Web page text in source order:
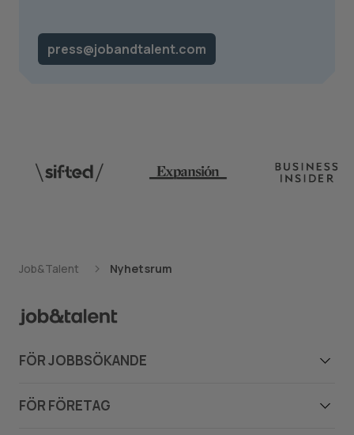
press@jobandtalent.com
Job&Talent Nyhetsrum
FÖR JOBBSÖKANDE
FÖR FÖRETAG